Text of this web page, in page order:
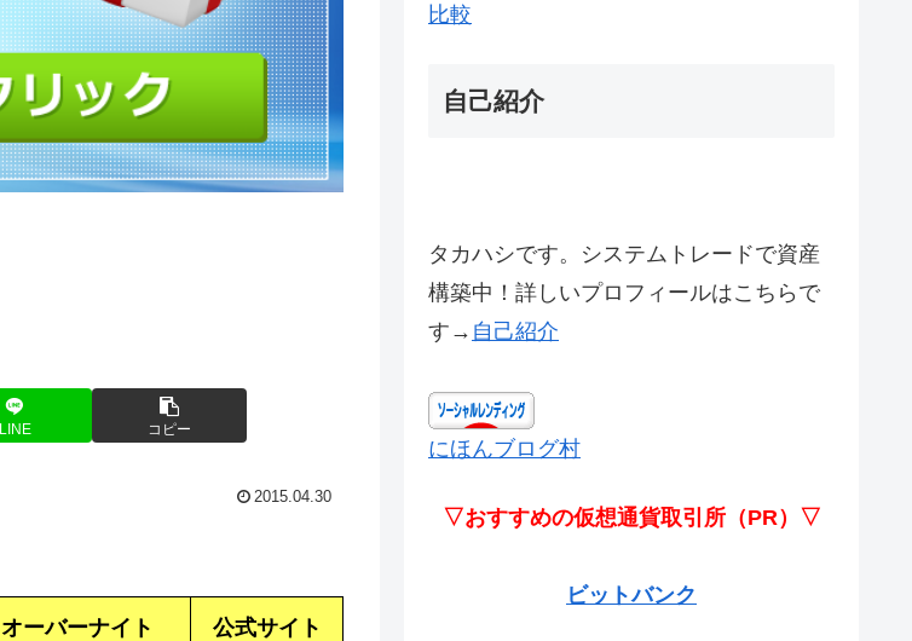
LINE コピー
2015.04.30
オーバーナイト 公式サイト
比較
自己紹介
タカハシです。システムトレードで資産
構築中！詳しいプロフィールはこちらで
す→ 自己紹介
にほんブログ村
▽おすすめの仮想通貨取引所（PR）▽
ビットバンク